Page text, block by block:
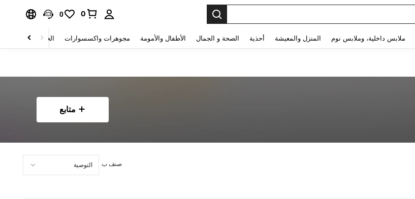
0
0
ملابس داخلية، وملابس نوم المنزل والمعيشة أحذية الصحة و الجمال الأطفال والأمومة مجوهرات واكسسوارات الحقائب والأمتعة
متابع
صنف ب